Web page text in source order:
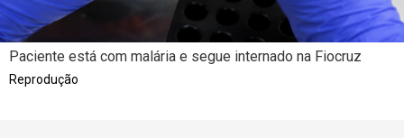
Paciente está com malária e segue internado na Fiocruz
Reprodução